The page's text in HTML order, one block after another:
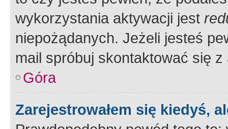
wykorzystania aktywacji jest
niepożądanych. Jeżeli jesteś
mail spróbuj skontaktować się
Góra
Zarejestrowałem się kiedyś,